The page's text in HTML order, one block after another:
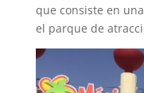
que consiste en
el parque de